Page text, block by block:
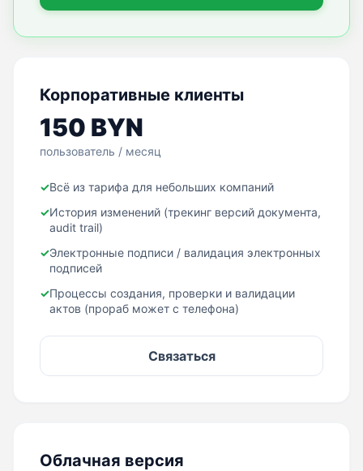
Корпоративные клиенты
150 BYN
пользователь / месяц
✓Всё из тарифа для небольших компаний
✓История изменений (трекинг версий документа,
audit trail)
✓Электронные подписи / валидация электронных
подписей
✓Процессы создания, проверки и валидации
актов (прораб может с телефона)
Связаться
Облачная версия